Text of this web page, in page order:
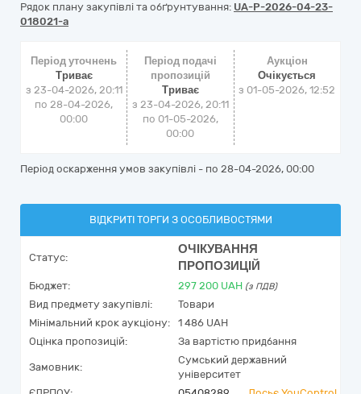
Рядок плану закупівлі та обґрунтування: UA-P-2026-04-23-
018021-a
Період уточнень
Триває
з 23-04-2026, 20:11
по 28-04-2026,
00:00
Період подачі
пропозицій
Триває
з 23-04-2026, 20:11
по 01-05-2026,
00:00
Аукціон
Очікується
з 01-05-2026, 12:52
Період оскарження умов закупівлі - по 28-04-2026, 00:00
ВІДКРИТІ ТОРГИ З ОСОБЛИВОСТЯМИ
Статус:
ОЧІКУВАННЯ
ПРОПОЗИЦІЙ
Бюджет: 297 200 UAH (з ПДВ)
Вид предмету закупівлі:
Товари
Мінімальний крок аукціону:
1 486 UAH
Оцінка пропозицій:
За вартістю придбання
Замовник:
Сумський державний
університет